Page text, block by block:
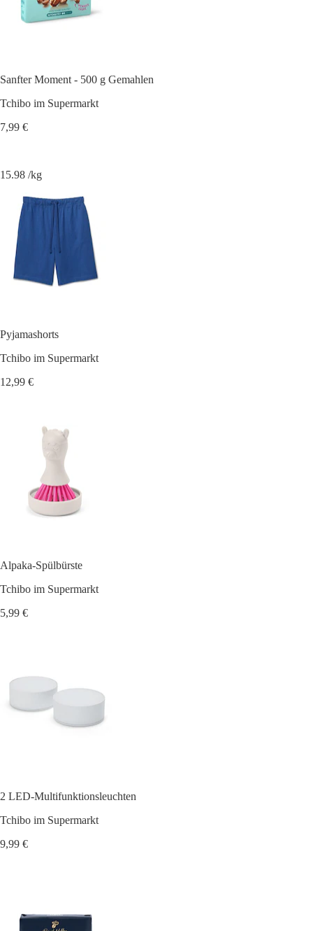
Sanfter Moment - 500 g Gemahlen
Tchibo im Supermarkt
7,99 €
15.98 /kg
Pyjamashorts
Tchibo im Supermarkt
12,99 €
Alpaka-Spülbürste
Tchibo im Supermarkt
5,99 €
2 LED-Multifunktionsleuchten
Tchibo im Supermarkt
9,99 €